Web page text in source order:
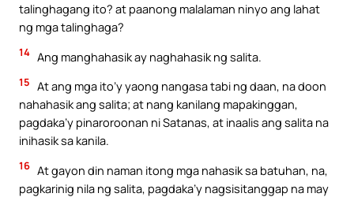
talinghagang ito? at paanong malalaman ninyo ang lahat
ng mga talinghaga?
14 Ang manghahasik ay naghahasik ng salita.
15 At ang mga ito’y yaong nangasa tabi ng daan, na doon
nahahasik ang salita; at nang kanilang mapakinggan,
pagdaka’y pinaroroonan ni Satanas, at inaalis ang salita na
inihasik sa kanila.
16 At gayon din naman itong mga nahasik sa batuhan, na,
pagkarinig nila ng salita, pagdaka’y nagsisitanggap na may